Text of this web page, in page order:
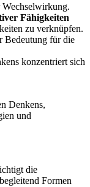
Fähigkeiten
zu verknüpfen.
Bedeutung für die
konzentriert sich
Denkens,
und
die
Formen